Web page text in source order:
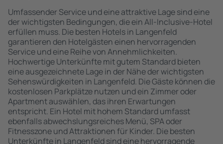
Umfassender Service und eine attraktive Lage sind eine
der wichtigsten Bedingungen, die ein All-Inclusive-Hotel
erfüllen muss. Die besten Hotels in Langenfeld
garantieren den Hotelgästen einen hervorragenden
Service und eine Reihe von Annehmlichkeiten.
Hochwertige Unterkünfte mit gutem Standard bieten
eine ausgezeichnete Lage in der Nähe der wichtigsten
Sehenswürdigkeiten in Langenfeld. Die Gäste können die
kostenlosen Parkplätze nutzen und ein Zimmer oder
Apartment auswählen, das ihren Erwartungen
entspricht. Ein Hotel mit hohem Standard umfasst
ebenfalls abwechslungsreiches Menü, SPA oder
Fitnesszone und Attraktionen für Kinder. Die besten
Unterkünfte in Langenfeld sind eine hervorragende